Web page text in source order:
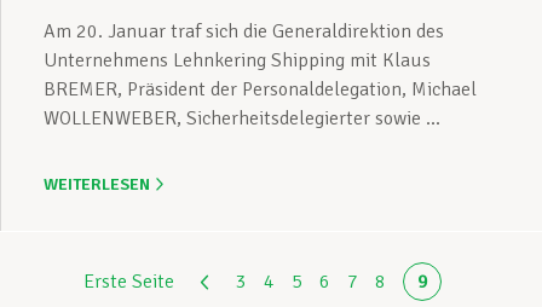
Am 20. Januar traf sich die Generaldirektion des
Unternehmens Lehnkering Shipping mit Klaus
BREMER, Präsident der Personaldelegation, Michael
WOLLENWEBER, Sicherheitsdelegierter sowie ...
WEITERLESEN
Erste Seite 3 4 5 6 7 8 9